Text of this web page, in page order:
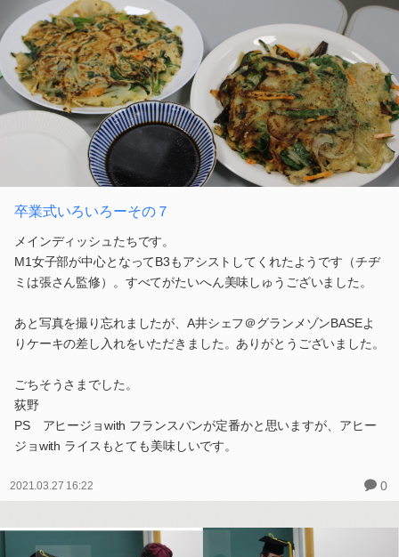
卒業式いろいろーその７
メインディッシュたちです。
M1女子部が中心となってB3もアシストしてくれたようです（チヂ
ミは張さん監修）。すべてがたいへん美味しゅうございました。
あと写真を撮り忘れましたが、A井シェフ＠グランメゾンBASEよ
りケーキの差し入れをいただきました。ありがとうございました。
ごちそうさまでした。
荻野
PS アヒージョwith フランスパンが定番かと思いますが、アヒー
ジョwith ライスもとても美味しいです。
2021.03.27 16:22 0